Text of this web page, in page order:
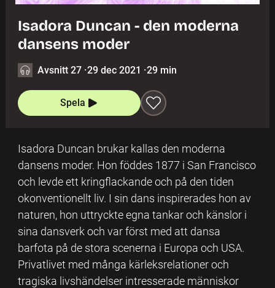
Isadora Duncan - den moderna
dansens moder
Avsnitt 27 ·29 dec 2021 ·29 min
Spela
Isadora Duncan brukar kallas den moderna
dansens moder. Hon föddes 1877 i San Francisco
och levde ett kringflackande och på den tiden
okonventionellt liv. I sin dans inspirerades hon av
naturen, hon uttryckte egna tankar och känslor i
sina dansverk och var först med att dansa
barfota på de stora scenerna i Europa och USA.
Privatlivet med många kärleksrelationer och
tragiska livshändelser intresserade människor